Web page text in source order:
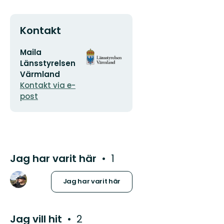
Kontakt
E-
postadress
Maila
Länsstyrelsen
Värmland
Kontakt via e-
post
Organisationens
logotyp
Jag har varit här 1
Jag har varit här
Jag vill hit 2